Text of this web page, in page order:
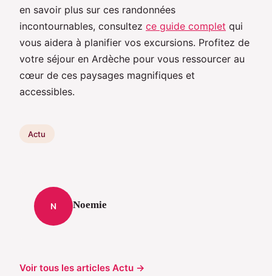
en savoir plus sur ces randonnées
incontournables, consultez ce guide complet qui
vous aidera à planifier vos excursions. Profitez de
votre séjour en Ardèche pour vous ressourcer au
cœur de ces paysages magnifiques et
accessibles.
Actu
N Noemie
Voir tous les articles Actu →